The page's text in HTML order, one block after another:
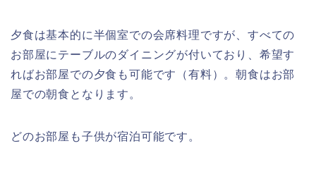
夕食は基本的に半個室での会席料理ですが、すべての
お部屋にテーブルのダイニングが付いており、希望す
ればお部屋での夕食も可能です（有料）。朝食はお部
屋での朝食となります。
どのお部屋も子供が宿泊可能です。